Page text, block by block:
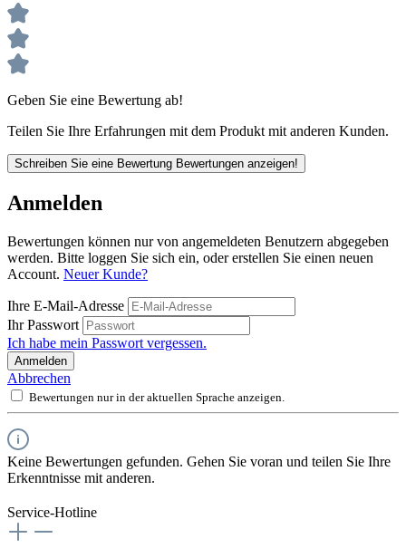
Geben Sie eine Bewertung ab!
Teilen Sie Ihre Erfahrungen mit dem Produkt mit anderen Kunden.
Schreiben Sie eine Bewertung Bewertungen anzeigen!
Anmelden
Bewertungen können nur von angemeldeten Benutzern abgegeben
werden. Bitte loggen Sie sich ein, oder erstellen Sie einen neuen
Account. Neuer Kunde?
Ihre E-Mail-Adresse
Ihr Passwort
Ich habe mein Passwort vergessen.
Anmelden
Abbrechen
Bewertungen nur in der aktuellen Sprache anzeigen.
Keine Bewertungen gefunden. Gehen Sie voran und teilen Sie Ihre
Erkenntnisse mit anderen.
Service-Hotline